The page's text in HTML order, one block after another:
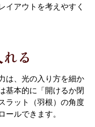
イアウトを考えやすく
る
は、光の入り方を細か
基本的に「開けるか閉
ラット（羽根）の角度
ルできます。